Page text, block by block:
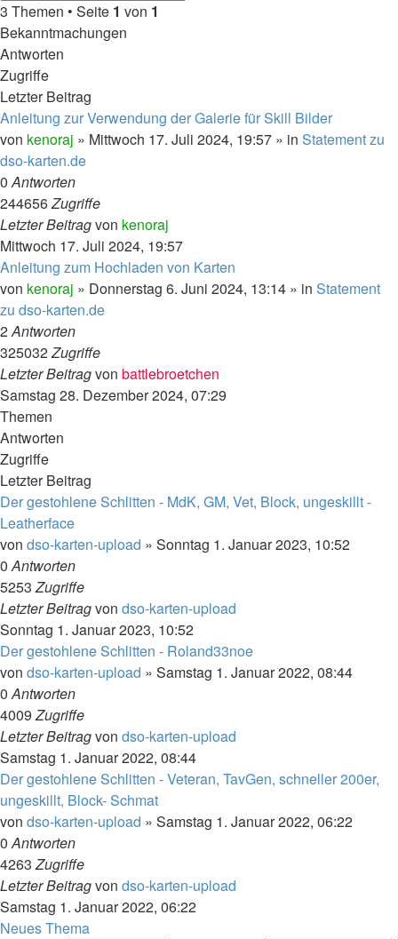
3 Themen • Seite 1 von 1
Bekanntmachungen
Antworten
Zugriffe
Letzter Beitrag
Anleitung zur Verwendung der Galerie für Skill Bilder
von kenoraj » Mittwoch 17. Juli 2024, 19:57 » in Statement zu
dso-karten.de
0Antworten
244656Zugriffe
Letzter Beitragvon kenoraj
Mittwoch 17. Juli 2024, 19:57
Anleitung zum Hochladen von Karten
von kenoraj » Donnerstag 6. Juni 2024, 13:14 » in Statement
zu dso-karten.de
2Antworten
325032Zugriffe
Letzter Beitragvon battlebroetchen
Samstag 28. Dezember 2024, 07:29
Themen
Antworten
Zugriffe
Letzter Beitrag
Der gestohlene Schlitten - MdK, GM, Vet, Block, ungeskillt -
Leatherface
von dso-karten-upload » Sonntag 1. Januar 2023, 10:52
0Antworten
5253Zugriffe
Letzter Beitragvon dso-karten-upload
Sonntag 1. Januar 2023, 10:52
Der gestohlene Schlitten - Roland33noe
von dso-karten-upload » Samstag 1. Januar 2022, 08:44
0Antworten
4009Zugriffe
Letzter Beitragvon dso-karten-upload
Samstag 1. Januar 2022, 08:44
Der gestohlene Schlitten - Veteran, TavGen, schneller 200er,
ungeskillt, Block- Schmat
von dso-karten-upload » Samstag 1. Januar 2022, 06:22
0Antworten
4263Zugriffe
Letzter Beitragvon dso-karten-upload
Samstag 1. Januar 2022, 06:22
Neues Thema